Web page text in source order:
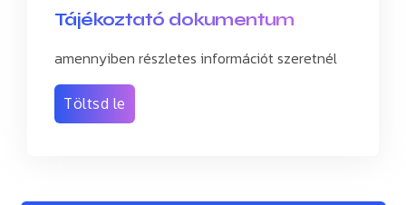
Tájékoztató dokumentum
amennyiben részletes információt szeretnél
Töltsd le